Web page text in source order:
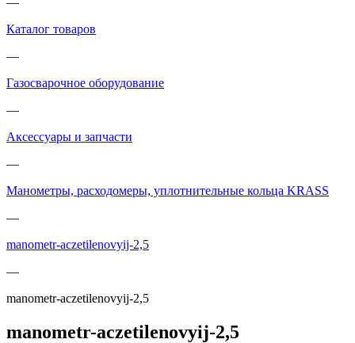
Каталог товаров
—
Газосварочное оборудование
—
Аксессуары и запчасти
—
Манометры, расходомеры, уплотнительные кольца KRASS
—
manometr-aczetilenovyij-2,5
—
manometr-aczetilenovyij-2,5
manometr-aczetilenovyij-2,5